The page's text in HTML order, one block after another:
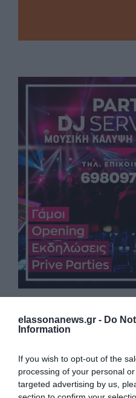
elassonanews.gr - Do
Information
If you wish to opt-out of the
processing of your personal
targeted advertising by us,